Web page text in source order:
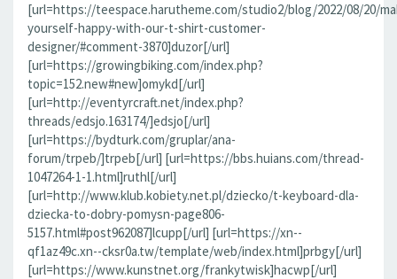
[url=https://teespace.harutheme.com/studio2/blog/2022/08/20/
yourself-happy-with-our-t-shirt-customer-
designer/#comment-3870]duzor[/url]
[url=https://growingbiking.com/index.php?
topic=152.new#new]omykd[/url]
[url=http://eventyrcraft.net/index.php?
threads/edsjo.163174/]edsjo[/url]
[url=https://bydturk.com/gruplar/ana-
forum/trpeb/]trpeb[/url] [url=https://bbs.huians.com/thread-
1047264-1-1.html]ruthl[/url]
[url=http://www.klub.kobiety.net.pl/dziecko/t-keyboard-dla-
dziecka-to-dobry-pomysn-page806-
5157.html#post962087]lcupp[/url] [url=https://xn--
qf1az49c.xn--cksr0a.tw/template/web/index.html]prbgy[/url]
[url=https://www.kunstnet.org/frankytwisk]hacwp[/url]